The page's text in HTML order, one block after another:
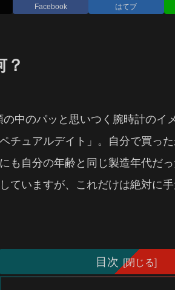
Facebook はてブ
？
中のパッと思いつく腕時計のイ
チュアルデイト」。自分で買っ
も自分の年齢と同じ製造年代だ
ていますが、これだけは絶対に
目次